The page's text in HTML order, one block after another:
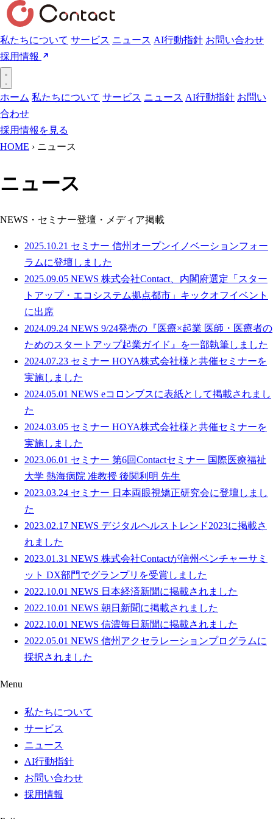
私たちについて サービス ニュース AI行動指針 お問い合わせ
採用情報
ホーム 私たちについて サービス ニュース AI行動指針 お問い
合わせ
採用情報を見る
HOME › ニュース
ニュース
NEWS・セミナー登壇・メディア掲載
2025.10.21 セミナー 信州オープンイノベーションフォー
ラムに登壇しました
2025.09.05 NEWS 株式会社Contact、内閣府選定「スター
トアップ・エコシステム拠点都市」キックオフイベント
に出席
2024.09.24 NEWS 9/24発売の『医療×起業 医師・医療者の
ためのスタートアップ起業ガイド』を一部執筆しました
2024.07.23 セミナー HOYA株式会社様と共催セミナーを
実施しました
2024.05.01 NEWS eコロンブスに表紙として掲載されまし
た
2024.03.05 セミナー HOYA株式会社様と共催セミナーを
実施しました
2023.06.01 セミナー 第6回Contactセミナー 国際医療福祉
大学 熱海病院 准教授 後関利明 先生
2023.03.24 セミナー 日本両眼視矯正研究会に登壇しまし
た
2023.02.17 NEWS デジタルヘルストレンド2023に掲載さ
れました
2023.01.31 NEWS 株式会社Contactが信州ベンチャーサミ
ット DX部門でグランプリを受賞しました
2022.10.01 NEWS 日本経済新聞に掲載されました
2022.10.01 NEWS 朝日新聞に掲載されました
2022.10.01 NEWS 信濃毎日新聞に掲載されました
2022.05.01 NEWS 信州アクセラレーションプログラムに
採択されました
Menu
私たちについて
サービス
ニュース
AI行動指針
お問い合わせ
採用情報